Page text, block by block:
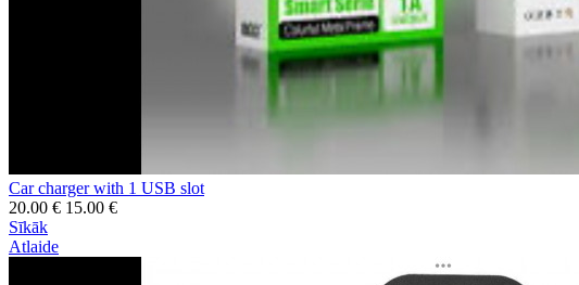
Car charger with 1 USB slot
20.00 € 15.00 €
Sīkāk
Atlaide